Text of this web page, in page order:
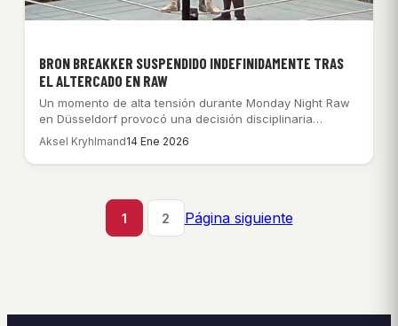
BRON BREAKKER SUSPENDIDO INDEFINIDAMENTE TRAS
EL ALTERCADO EN RAW
Un momento de alta tensión durante Monday Night Raw
en Düsseldorf provocó una decisión disciplinaria…
Aksel Kryhlmand14 Ene 2026
1 2 Página siguiente